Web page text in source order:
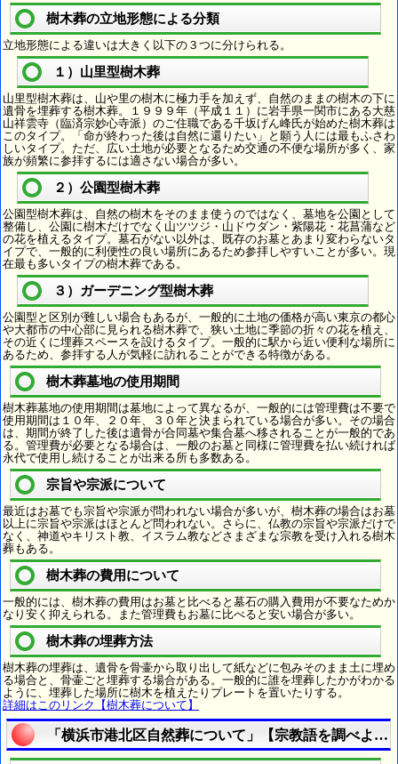
樹木葬の立地形態による分類
立地形態による違いは大きく以下の３つに分けられる。
１）山里型樹木葬
山里型樹木葬は、山や里の樹木に極力手を加えず、自然のままの樹木の下に
遺骨を埋葬する樹木葬。１９９９年（平成１１）に岩手県一関市にある大慈
山祥雲寺（臨済宗妙心寺派）のご住職である千坂げん峰氏が始めた樹木葬は
このタイプ。「命が終わった後は自然に還りたい」と願う人には最もふさわ
しいタイプ。ただ、広い土地が必要となるため交通の不便な場所が多く、家
族が頻繁に参拝するには適さない場合が多い。
２）公園型樹木葬
公園型樹木葬は、自然の樹木をそのまま使うのではなく、墓地を公園として
整備し、公園に樹木だけでなく山ツツジ・山ドウダン・紫陽花・花菖蒲など
の花を植えるタイプ。墓石がない以外は、既存のお墓とあまり変わらないタ
イプで、一般的に利便性の良い場所にあるため参拝しやすいことが多い。現
在最も多いタイプの樹木葬である。
３）ガーデニング型樹木葬
公園型と区別が難しい場合もあるが、一般的に土地の価格が高い東京の都心
や大都市の中心部に見られる樹木葬で、狭い土地に季節の折々の花を植え、
その近くに埋葬スペースを設けるタイプ。一般的に駅から近い便利な場所に
あるため、参拝する人が気軽に訪れることができる特徴がある。
樹木葬墓地の使用期間
樹木葬墓地の使用期間は墓地によって異なるが、一般的には管理費は不要で
使用期間は１０年、２０年、３０年と決まられている場合が多い。その場合
は、期間が終了した後は遺骨が合同墓や集合墓へ移されることが一般的であ
る。管理費が必要となる場合は、一般のお墓と同様に管理費を払い続ければ
永代で使用し続けることが出来る所も多数ある。
宗旨や宗派について
最近はお墓でも宗旨や宗派が問われない場合が多いが、樹木葬の場合はお墓
以上に宗旨や宗派はほとんど問われない。さらに、仏教の宗旨や宗派だけで
なく、神道やキリスト教、イスラム教などさまざまな宗教を受け入れる樹木
葬もある。
樹木葬の費用について
一般的には、樹木葬の費用はお墓と比べると墓石の購入費用が不要なためか
なり安く抑えられる。また管理費もお墓に比べると安い場合が多い。
樹木葬の埋葬方法
樹木葬の埋葬は、遺骨を骨壷から取り出して紙などに包みそのまま土に埋め
る場合と、骨壷ごと埋葬する場合がある。一般的に誰を埋葬したかがわかる
ように、埋葬した場所に樹木を植えたりプレートを置いたりする。
詳細はこのリンク【樹木葬について】
「横浜市港北区自然葬について」【宗教語を調べよう